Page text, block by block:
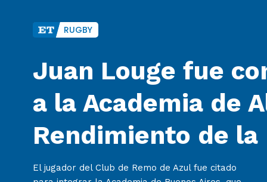
RUGBY
Juan Louge fue
a la Academia de
Rendimiento de la
El jugador del Club de Remo de Azul fue citado